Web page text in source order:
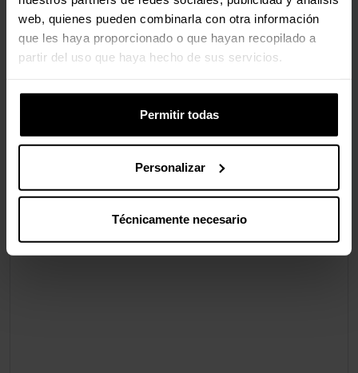
web, quienes pueden combinarla con otra información
que les haya proporcionado o que hayan recopilado a
partir del uso que haya hecho de sus servicios.
Permitir todas
Personalizar
Técnicamente necesario
Valoraciones